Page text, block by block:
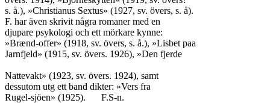
s. å.), »Christianus Sextus» (1927, sv. övers, s. å).
F. har även skrivit några romaner med en
djupare psykologi och ett mörkare kynne:
»Brænd-offer» (1918, sv. övers, s. å.), »Lisbet paa
Jarnfjeld» (1915, sv. övers. 1926), »Den fjerde
Nattevakt» (1923, sv. övers. 1924), samt
dessutom utg ett band dikter: »Vers fra
Rugel-sjöen» (1925).	F.S-n.